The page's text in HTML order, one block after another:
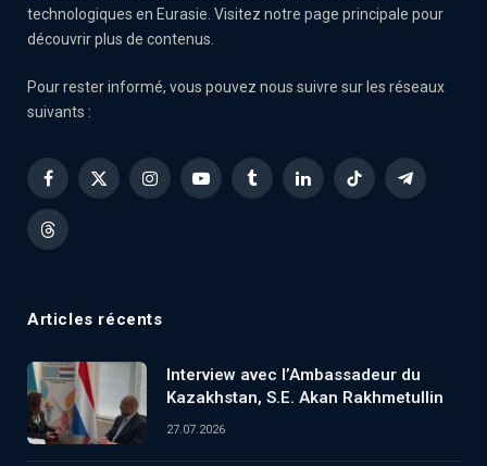
technologiques en Eurasie. Visitez notre page principale pour
découvrir plus de contenus.
Pour rester informé, vous pouvez nous suivre sur les réseaux
suivants :
Facebook
X
InstagramYouTubeTumblrLinkedInTikTok Telegram
Threads
Articles récents
Interview avec l’Ambassadeur du
Kazakhstan, S.E. Akan Rakhmetullin
27.07.2026